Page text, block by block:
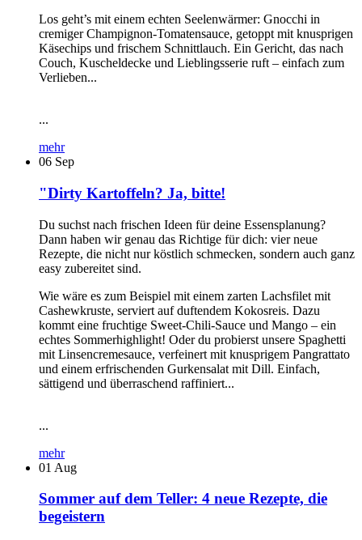
Los geht’s mit einem echten Seelenwärmer: Gnocchi in
cremiger Champignon-Tomatensauce, getoppt mit knusprigen
Käsechips und frischem Schnittlauch. Ein Gericht, das nach
Couch, Kuscheldecke und Lieblingsserie ruft – einfach zum
Verlieben...
...
mehr
06 Sep
"Dirty Kartoffeln? Ja, bitte!
Du suchst nach frischen Ideen für deine Essensplanung?
Dann haben wir genau das Richtige für dich: vier neue
Rezepte, die nicht nur köstlich schmecken, sondern auch ganz
easy zubereitet sind.
Wie wäre es zum Beispiel mit einem zarten Lachsfilet mit
Cashewkruste, serviert auf duftendem Kokosreis. Dazu
kommt eine fruchtige Sweet-Chili-Sauce und Mango – ein
echtes Sommerhighlight! Oder du probierst unsere Spaghetti
mit Linsencremesauce, verfeinert mit knusprigem Pangrattato
und einem erfrischenden Gurkensalat mit Dill. Einfach,
sättigend und überraschend raffiniert...
...
mehr
01 Aug
Sommer auf dem Teller: 4 neue Rezepte, die
begeistern